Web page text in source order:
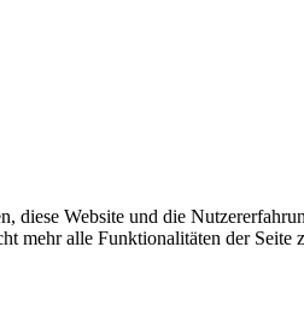
diese Website und die
mehr alle Funktionalitäten der Seite